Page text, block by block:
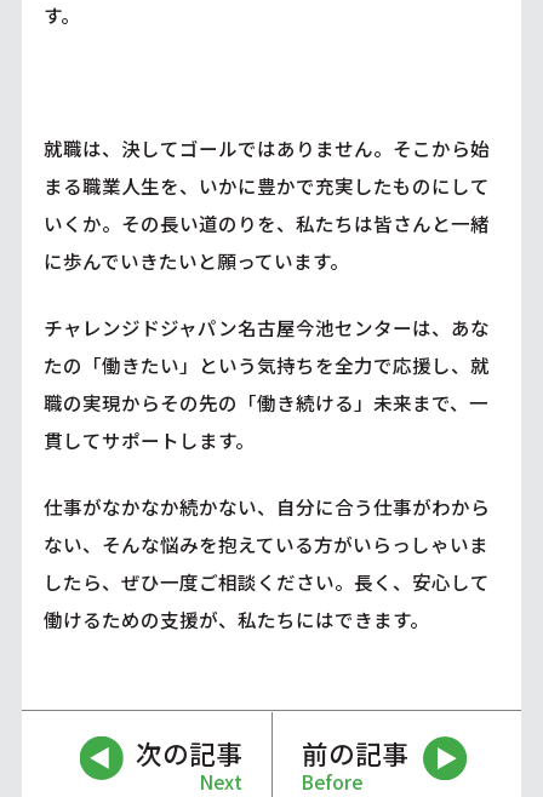
す。
就職は、決してゴールではありません。そこから始
まる職業人生を、いかに豊かで充実したものにして
いくか。その長い道のりを、私たちは皆さんと一緒
に歩んでいきたいと願っています。
チャレンジドジャパン名古屋今池センターは、あな
たの「働きたい」という気持ちを全力で応援し、就
職の実現からその先の「働き続ける」未来まで、一
貫してサポートします。
仕事がなかなか続かない、自分に合う仕事がわから
ない、そんな悩みを抱えている方がいらっしゃいま
したら、ぜひ一度ご相談ください。長く、安心して
働けるための支援が、私たちにはできます。
次の記事
Next
前の記事
Before